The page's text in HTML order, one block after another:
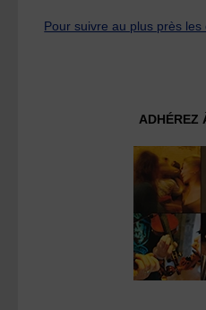
Pour suivre au plus près les
ADHÉREZ